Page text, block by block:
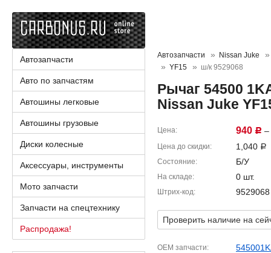
Автозапчасти
Nissan Juke
YF15
ш/к 9529068
Рычаг 54500
Nissan Juke
Цена 940 Р –
Цена до скидки 1,040 Р
Состояние Б/У
На складе 0 шт.
Штрих-код 9529068
Проверить наличие на
OEM запчасти
Автозапчасти
Авто по запчастям
Автошины легковые
Автошины грузовые
Диски колесные
Аксессуары, инструменты
Мото запчасти
Запчасти на спецтехнику
Распродажа!